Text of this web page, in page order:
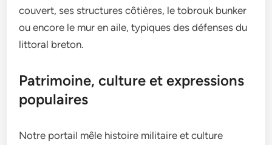
couvert, ses structures côtières, le tobrouk bunker
ou encore le mur en aile, typiques des défenses du
littoral breton.
Patrimoine, culture et expressions
populaires
Notre portail mêle histoire militaire et culture